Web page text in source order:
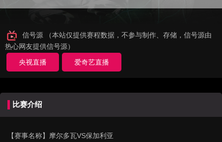
信号源 （本站仅提供赛程数据，不参与制作、存储，信号源由
热心网友提供信号源）
央视直播
爱奇艺直播
比赛介绍
【赛事名称】 摩尔多瓦VS保加利亚